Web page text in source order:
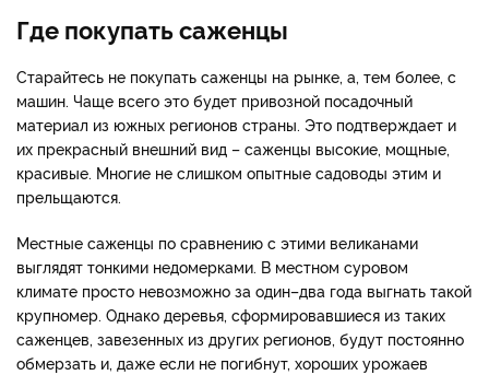
Где покупать саженцы
Старайтесь не покупать саженцы на рынке, а, тем более, с
машин. Чаще всего это будет привозной посадочный
материал из южных регионов страны. Это подтверждает и
их прекрасный внешний вид – саженцы высокие, мощные,
красивые. Многие не слишком опытные садоводы этим и
прельщаются.
Местные саженцы по сравнению с этими великанами
выглядят тонкими недомерками. В местном суровом
климате просто невозможно за один–два года выгнать такой
крупномер. Однако деревья, сформировавшиеся из таких
саженцев, завезенных из других регионов, будут постоянно
обмерзать и, даже если не погибнут, хороших урожаев